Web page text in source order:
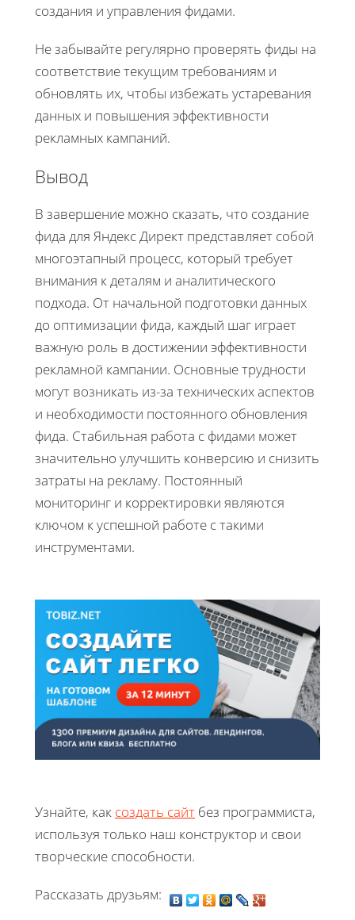
создания и управления фидами.
Не забывайте регулярно проверять фиды на
соответствие текущим требованиям и
обновлять их, чтобы избежать устаревания
данных и повышения эффективности
рекламных кампаний.
Вывод
В завершение можно сказать, что создание
фида для Яндекс Директ представляет собой
многоэтапный процесс, который требует
внимания к деталям и аналитического
подхода. От начальной подготовки данных
до оптимизации фида, каждый шаг играет
важную роль в достижении эффективности
рекламной кампании. Основные трудности
могут возникать из-за технических аспектов
и необходимости постоянного обновления
фида. Стабильная работа с фидами может
значительно улучшить конверсию и снизить
затраты на рекламу. Постоянный
мониторинг и корректировки являются
ключом к успешной работе с такими
инструментами.
Узнайте, как создать сайт без программиста,
используя только наш конструктор и свои
творческие способности.
Рассказать друзьям: